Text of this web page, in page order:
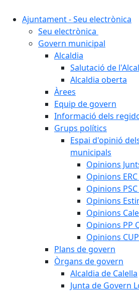
Ajuntament - Seu electrònica
Seu electrònica
Govern municipal
Alcaldia
Salutació de
Alcaldia oberta
Àrees
Equip de govern
Informació dels
Grups polítics
Espai d'opinió
municipals
Opinions
Opinions
Opinions
Opinions
Opinions
Opinions PP
Opinions
Plans de govern
Òrgans de govern
Alcaldia de Calella
Junta de Govern